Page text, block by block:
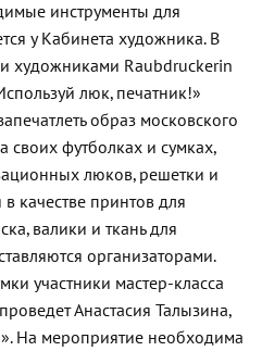
инструменты для
у Кабинета художника. В
художниками Raubdruckerin
люк, печатник!»
образ московского
футболках и сумках,
люков, решетки и
качестве принтов для
валики и ткань для
организаторами.
участники мастер-класса
Анастасия Талызина,
На мероприятие необходима